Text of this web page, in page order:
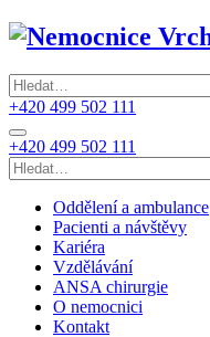
+420 499 502 111
+420 499 502 111
Oddělení a ambulance
Pacienti a návštěvy
Kariéra
Vzdělávání
ANSA chirurgie
O nemocnici
Kontakt